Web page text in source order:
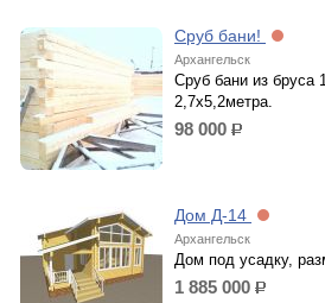
Сруб бани!
Архангельск
Сруб бани из бруса
2,7х5,2метра.
98 000 р.
Дом Д-14
Архангельск
Дом под усадку,
1 885 000 р.